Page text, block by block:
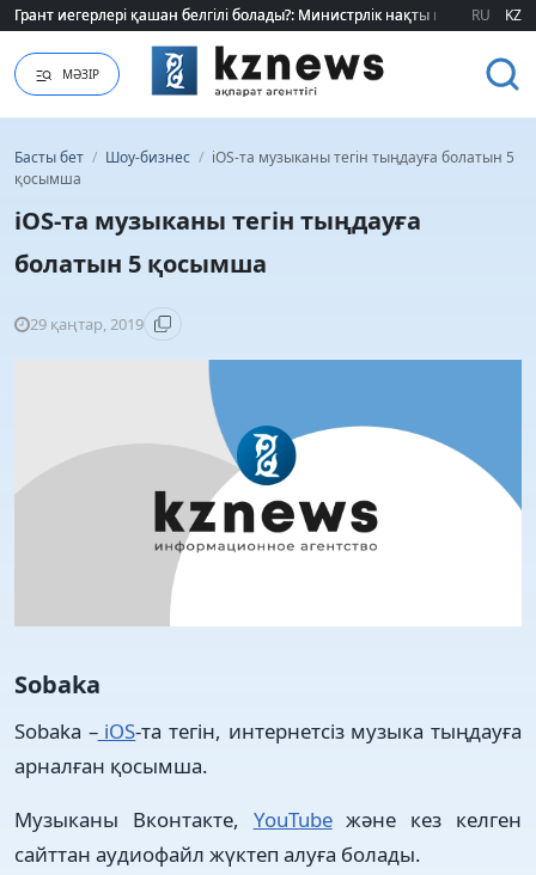
Грант иегерлері қашан белгілі болады?: Министрлік нақты мерзімді
Грант иегерлері қашан белгілі болады?: Министрлік нақты мерзімді
RU KZ
МӘЗІР
Басты бет / Шоу-бизнес / iOS-та музыканы тегін тыңдауға болатын 5
қосымша
iOS-та музыканы тегін тыңдауға
болатын 5 қосымша
29 қаңтар, 2019
Sobaka
Sobaka –iOS-та тегін, интернетсіз музыка тыңдауға
арналған қосымша.
Музыканы Вконтакте, YouTubeжәне кез келген
сайттан аудиофайл жүктеп алуға болады.